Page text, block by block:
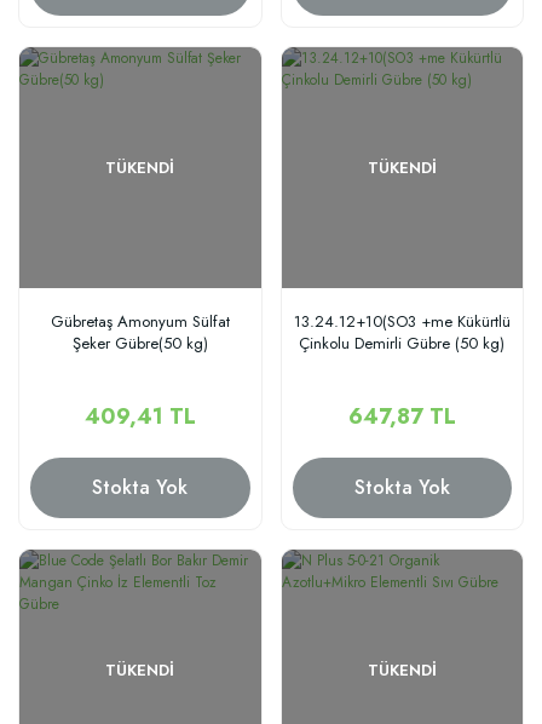
TÜKENDI
Gübretaş Amonyum Sülfat
Şeker Gübre(50 kg)
409,41 TL
Stokta Yok
TÜKENDI
13.24.12+10(SO3 +me Kükürtlü
Çinkolu Demirli Gübre (50 kg)
647,87 TL
Stokta Yok
TÜKENDI TÜKENDI